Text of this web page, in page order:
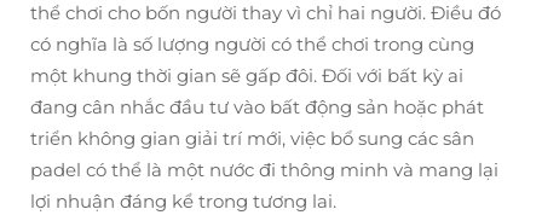
thể chơi cho bốn người thay vì chỉ hai người. Điều đó
có nghĩa là số lượng người có thể chơi trong cùng
một khung thời gian sẽ gấp đôi. Đối với bất kỳ ai
đang cân nhắc đầu tư vào bất động sản hoặc phát
triển không gian giải trí mới, việc bổ sung các sân
padel có thể là một nước đi thông minh và mang lại
lợi nhuận đáng kể trong tương lai.